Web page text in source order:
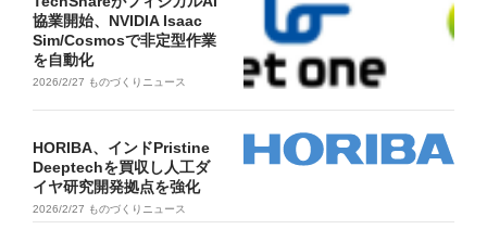
協業開始、NVIDIA Isaac
Sim/Cosmosで非定型作業
を自動化
2026/2/27 ものづくりニュース
HORIBA、インドPristine
Deeptechを買収し人工ダ
イヤ研究開発拠点を強化
2026/2/27 ものづくりニュース